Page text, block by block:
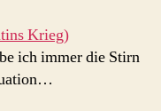
Krieg)
ich immer die Stirn